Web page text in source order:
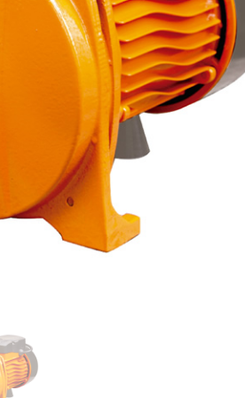
Servicio Técnico
Búsqueda
productos